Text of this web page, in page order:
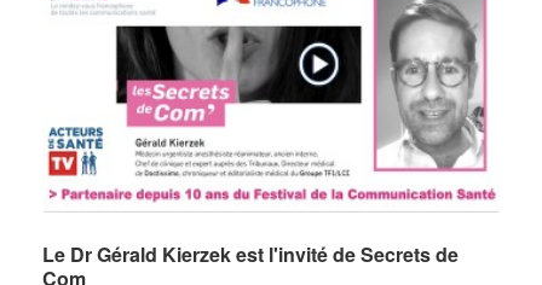
Le Dr Gérald Kierzek est l'invité de Secrets de
Com